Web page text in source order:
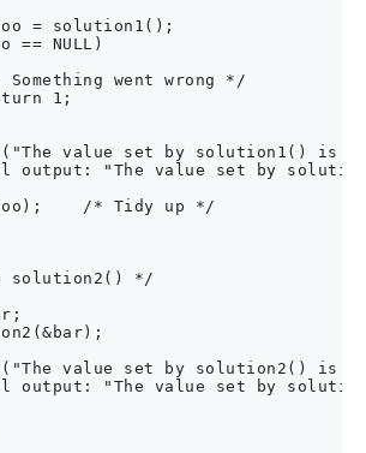
= solution1();
== NULL)
Something went wrong */
1;
value set by solution1() is
output: "The value set by
/* Tidy up */
solution2() */
value set by solution2() is
output: "The value set by